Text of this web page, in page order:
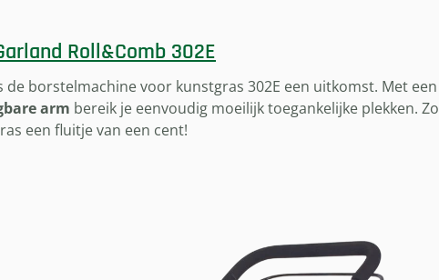
Roll&Comb 302E
borstelmachine voor kunstgras 302E een uitkomst. Met een
arm bereik je eenvoudig moeilijk toegankelijke plekken. Zo
een fluitje van een cent!